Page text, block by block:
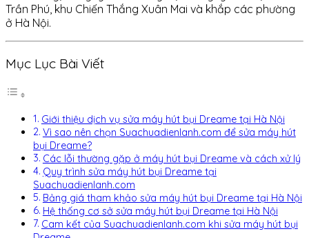
Trần Phú, khu Chiến Thắng Xuân Mai và khắp các phường
ở Hà Nội.
Mục Lục Bài Viết
Giới thiệu dịch vụ sửa máy hút bụi Dreame tại Hà Nội
Vì sao nên chọn Suachuadienlanh.com để sửa máy hút
bụi Dreame?
Các lỗi thường gặp ở máy hút bụi Dreame và cách xử lý
Quy trình sửa máy hút bụi Dreame tại
Suachuadienlanh.com
Bảng giá tham khảo sửa máy hút bụi Dreame tại Hà Nội
Hệ thống cơ sở sửa máy hút bụi Dreame tại Hà Nội
Cam kết của Suachuadienlanh.com khi sửa máy hút bụi